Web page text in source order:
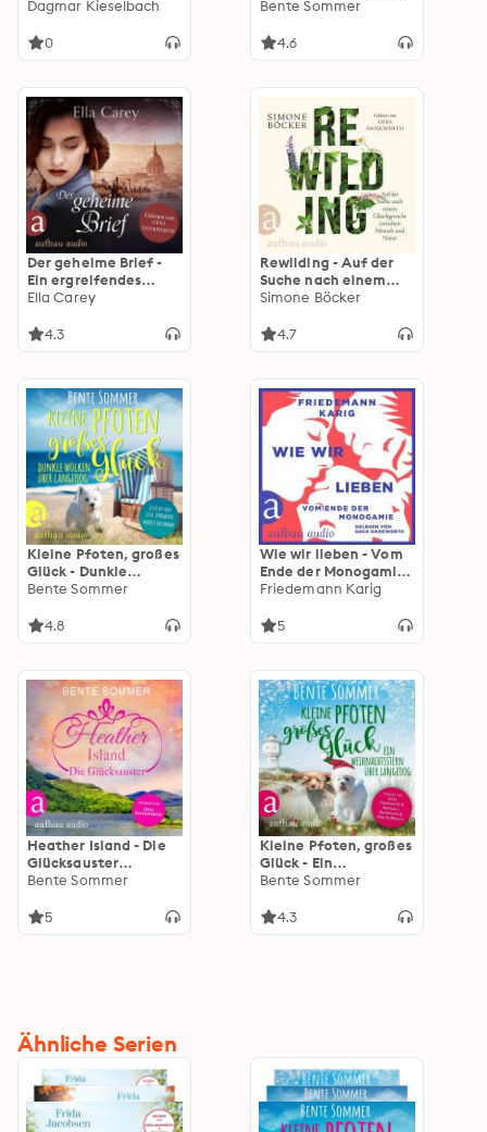
Fragen an deine
(Ungekürzte Lesung)
Dagmar Kieselbach
0
die Insel -
Breden, Band 1
Bente Sommer
4.6
Der geheime Brief -
Ein ergreifendes
Familiengeheimnis -
Vergangenheit, Band
Ella Carey
4.3
Rewilding - Auf der
Suche nach einem
Gleichgewicht
Natur (Ungekürzt)
Simone Böcker
4.7
Kleine Pfoten, großes
Glück - Dunkle
Wolken über
Inseltierarzt Dr.
Bente Sommer
4.8
Wie wir lieben - Vom
Ende der Monogamie
(Ungekürzt)
Friedemann Karig
5
Heather Island - Die
Glücksauster
(Ungekürzt)
Bente Sommer
5
Kleine Pfoten, großes
Glück - Ein
Weihnachtsstern auf
Inseltierarzt Dr.
Bente Sommer
4.3
Ähnliche Serien